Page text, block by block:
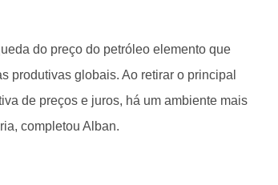
do preço do petróleo elemento que
produtivas globais. Ao retirar o principal
de preços e juros, há um ambiente mais
completou Alban.